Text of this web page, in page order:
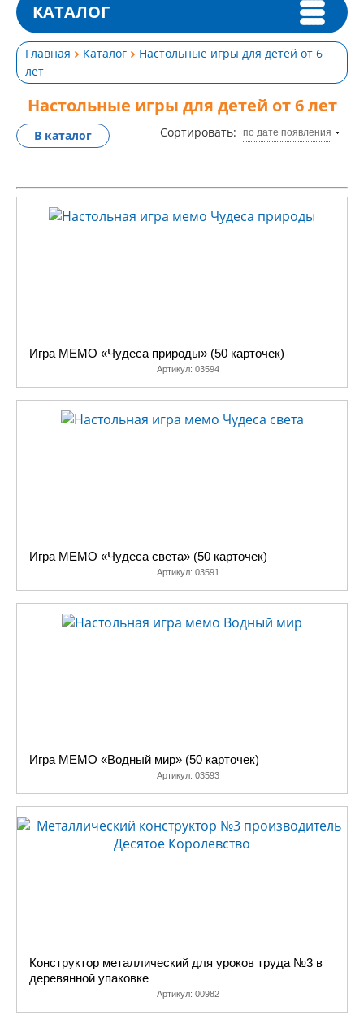
КАТАЛОГ
Главная Каталог
Настольные игры для детей от 6
лет
Настольные игры для детей от 6 лет
Сортировать: по дате появления
В каталог
Игра МЕМО «Чудеса природы» (50 карточек)
Артикул: 03594
Игра МЕМО «Чудеса света» (50 карточек)
Артикул: 03591
Игра МЕМО «Водный мир» (50 карточек)
Артикул: 03593
Конструктор металлический для уроков труда №3 в
деревянной упаковке
Артикул: 00982